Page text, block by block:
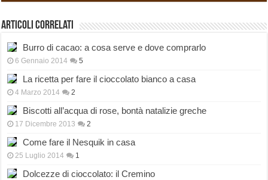
Articoli correlati
Burro di cacao: a cosa serve e dove comprarlo
6 Gennaio 2014 5
La ricetta per fare il cioccolato bianco a casa
4 Marzo 2014 2
Biscotti all’acqua di rose, bontà natalizie greche
17 Dicembre 2013 2
Come fare il Nesquik in casa
25 Luglio 2014 1
Dolcezze di cioccolato: il Cremino